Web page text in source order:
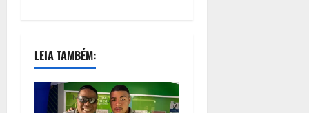
LEIA TAMBÉM: